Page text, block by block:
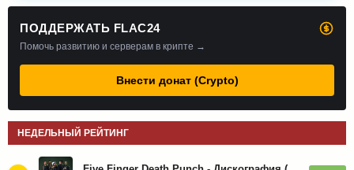
ПОДДЕРЖАТЬ FLAC24
Помочь развитию и серверам в крипте →
Внести донат (Crypto)
НЕДЕЛЬНЫЙ РЕЙТИНГ